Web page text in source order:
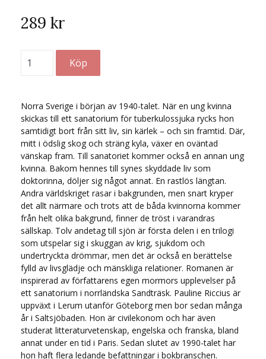
289 kr
Norra Sverige i början av 1940-talet. När en ung kvinna
skickas till ett sanatorium för tuberkulossjuka rycks hon
samtidigt bort från sitt liv, sin kärlek – och sin framtid. Där,
mitt i ödslig skog och sträng kyla, växer en oväntad
vänskap fram. Till sanatoriet kommer också en annan ung
kvinna. Bakom hennes till synes skyddade liv som
doktorinna, döljer sig något annat. En rastlös längtan.
Andra världskriget rasar i bakgrunden, men snart kryper
det allt närmare och trots att de båda kvinnorna kommer
från helt olika bakgrund, finner de tröst i varandras
sällskap. Tolv andetag till sjön är första delen i en trilogi
som utspelar sig i skuggan av krig, sjukdom och
undertryckta drömmar, men det är också en berättelse
fylld av livsglädje och mänskliga relationer. Romanen är
inspirerad av författarens egen mormors upplevelser på
ett sanatorium i norrländska Sandträsk. Pauline Riccius är
uppväxt i Lerum utanför Göteborg men bor sedan många
år i Saltsjöbaden. Hon är civilekonom och har även
studerat litteraturvetenskap, engelska och franska, bland
annat under en tid i Paris. Sedan slutet av 1990-talet har
hon haft flera ledande befattningar i bokbranschen.